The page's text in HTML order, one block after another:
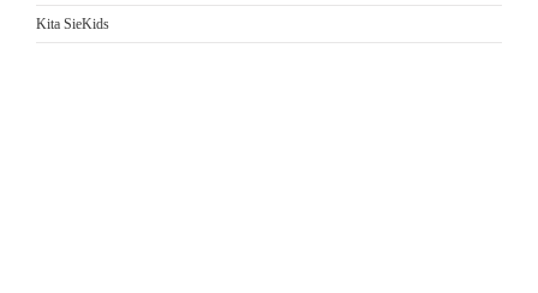
Kita SieKids